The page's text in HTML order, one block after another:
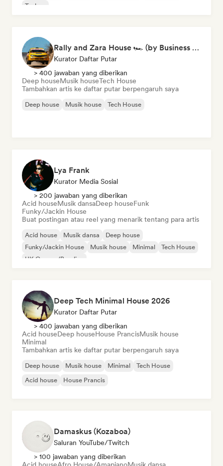
Techno
Rally and Zara House 🏎️ (by Business House Playlists)
Kurator Daftar Putar
> 400 jawaban yang diberikan
Deep houseMusik houseTech House
Tambahkan artis ke daftar putar berpengaruh saya
Deep house Musik house Tech House
Lya Frank
Kurator Media Sosial
> 200 jawaban yang diberikan
Acid houseMusik dansaDeep houseFunk
Funky/Jackin House
Buat postingan atau reel yang menarik tentang para artis
Acid house Musik dansa
Deep house
Funky/Jackin House
Musik house Minimal
Tech House
UK Garage/Bassline
Deep Tech Minimal House 2026
Kurator Daftar Putar
> 400 jawaban yang diberikan
Acid houseDeep houseHouse PrancisMusik house
Minimal
Tambahkan artis ke daftar putar berpengaruh saya
Deep house Musik house Minimal
Tech House
Acid house
House Prancis
Damaskus (Kozaboa)
Saluran YouTube/Twitch
> 100 jawaban yang diberikan